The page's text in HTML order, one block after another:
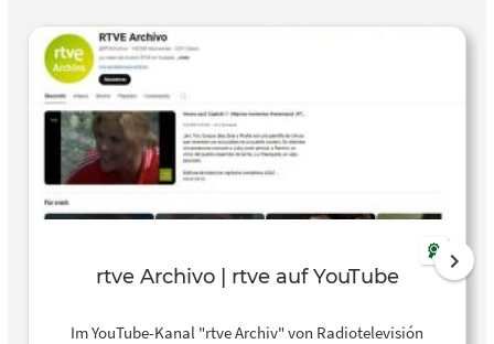
rtve Archivo | rtve auf YouTube
Im YouTube-Kanal "rtve Archiv" von Radiotelevisión